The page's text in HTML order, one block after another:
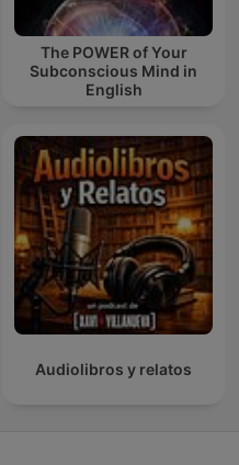
The POWER of Your
Subconscious Mind in
English
Audiolibros y relatos